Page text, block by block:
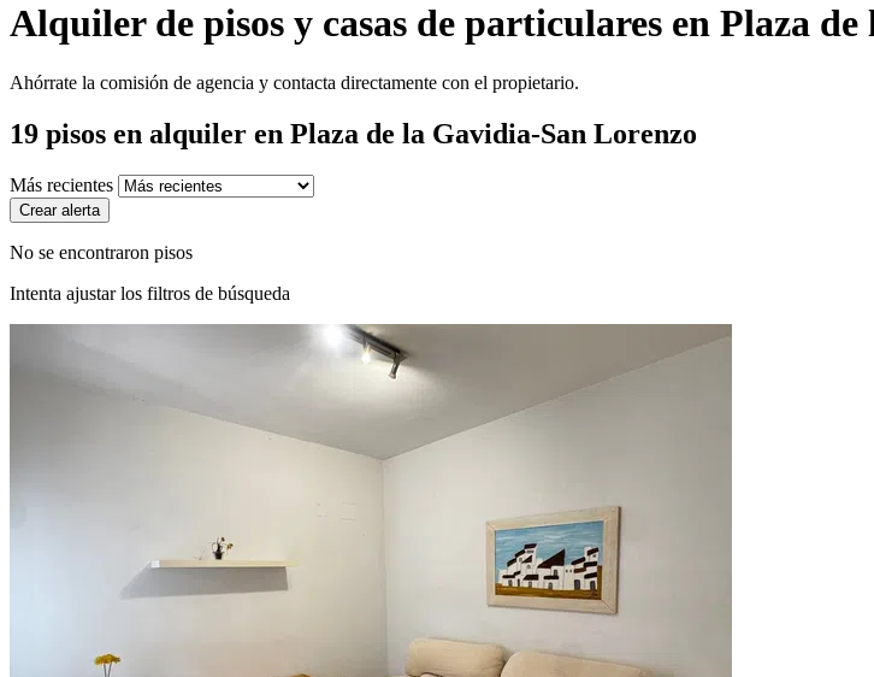
Alquiler de pisos y casas de particulares en Plaza
Ahórrate la comisión de agencia y contacta directamente con el propietario.
19 pisos en alquiler en Plaza de la Gavidia-San Lorenzo
Más recientes
Crear alerta
No se encontraron pisos
Intenta ajustar los filtros de búsqueda